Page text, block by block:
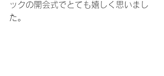
ックの開会式でとても嬉しく思いまし
た。